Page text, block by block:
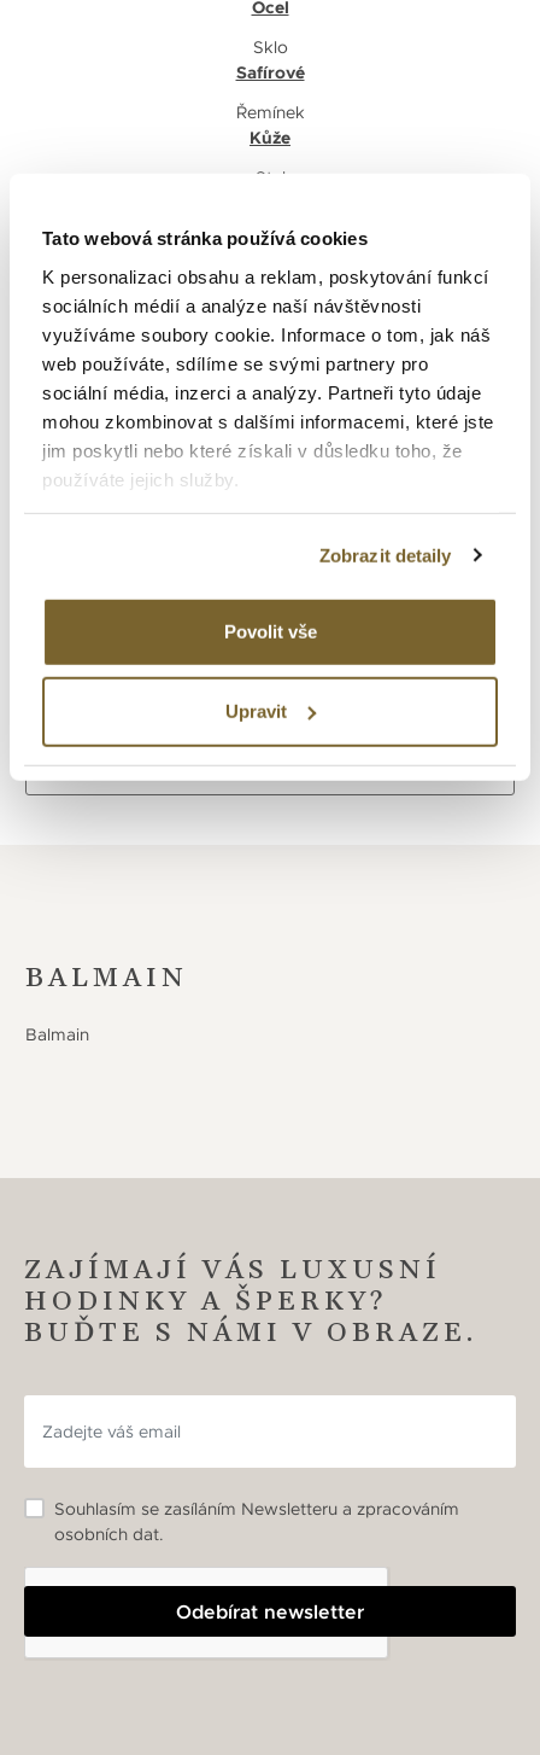
Tato webová stránka používá cookies
K personalizaci obsahu a reklam, poskytování funkcí
sociálních médií a analýze naší návštěvnosti
využíváme soubory cookie. Informace o tom, jak náš
web používáte, sdílíme se svými partnery pro
sociální média, inzerci a analýzy. Partneři tyto údaje
mohou zkombinovat s dalšími informacemi, které jste
jim poskytli nebo které získali v důsledku toho, že
používáte jejich služby.
Zobrazit detaily
Povolit vše
Upravit
Ocel
Sklo
Safírové
Řemínek
Kůže
Styl
Pohlaví
Dámské
Tvar pouzdra
Oválné
Barva číselníku
Perleťová
Spona
Motýlová
Voděodolnost v m
26
Zpět na výpis
BALMAIN
Balmain
ZAJÍMAJÍ VÁS LUXUSNÍ
HODINKY A ŠPERKY?
BUĎTE S NÁMI V OBRAZE.
Odebírat newsletter
Souhlasím se zasíláním Newsletteru a zpracováním
osobních dat.